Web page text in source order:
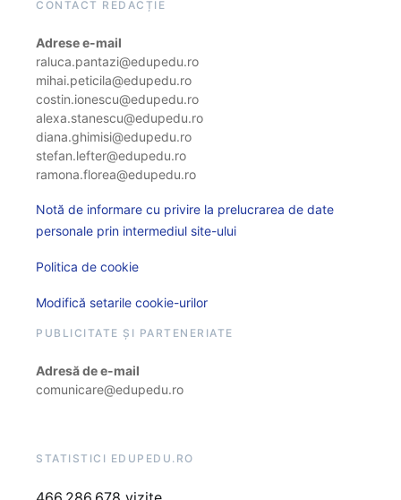
CONTACT REDACȚIE
Adrese e-mail
raluca.pantazi@edupedu.ro
mihai.peticila@edupedu.ro
costin.ionescu@edupedu.ro
alexa.stanescu@edupedu.ro
diana.ghimisi@edupedu.ro
stefan.lefter@edupedu.ro
ramona.florea@edupedu.ro
Notă de informare cu privire la prelucrarea de date
personale prin intermediul site-ului
Politica de cookie
Modifică setarile cookie-urilor
PUBLICITATE ȘI PARTENERIATE
Adresă de e-mail
comunicare@edupedu.ro
STATISTICI EDUPEDU.RO